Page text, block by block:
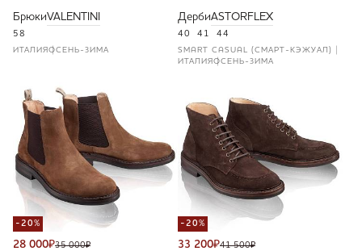
БрюкиVALENTINI
58
ИТАЛИЯ ОСЕНЬ-ЗИМА
ДербиASTORFLEX
40 41 44
SMART CASUAL (СМАРТ-КЭЖУАЛ)
ИТАЛИЯ ОСЕНЬ-ЗИМА
-20%
28 000₽35 000₽
-20%
33 200₽41 500₽